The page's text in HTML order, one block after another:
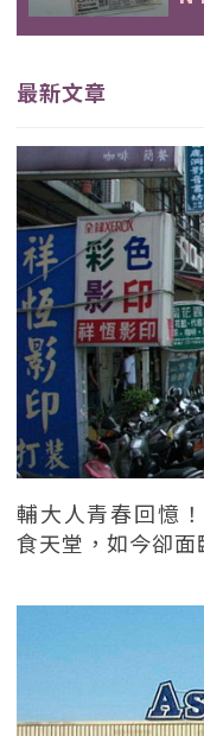
最新文章
輔大人青春回憶
食天堂，如今卻面